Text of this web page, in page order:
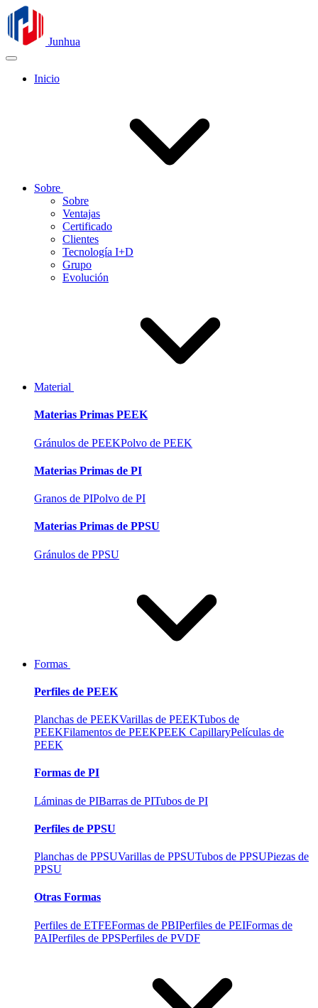
Junhua
Inicio
Sobre
Sobre
Ventajas
Certificado
Clientes
Tecnología I+D
Grupo
Evolución
Material
Materias Primas PEEK
Gránulos de PEEKPolvo de PEEK
Materias Primas de PI
Granos de PIPolvo de PI
Materias Primas de PPSU
Gránulos de PPSU
Formas
Perfiles de PEEK
Planchas de PEEKVarillas de PEEKTubos de
PEEKFilamentos de PEEKPEEK CapillaryPelículas de
PEEK
Formas de PI
Láminas de PIBarras de PITubos de PI
Perfiles de PPSU
Planchas de PPSUVarillas de PPSUTubos de PPSUPiezas de
PPSU
Otras Formas
Perfiles de ETFEFormas de PBIPerfiles de PEIFormas de
PAIPerfiles de PPSPerfiles de PVDF